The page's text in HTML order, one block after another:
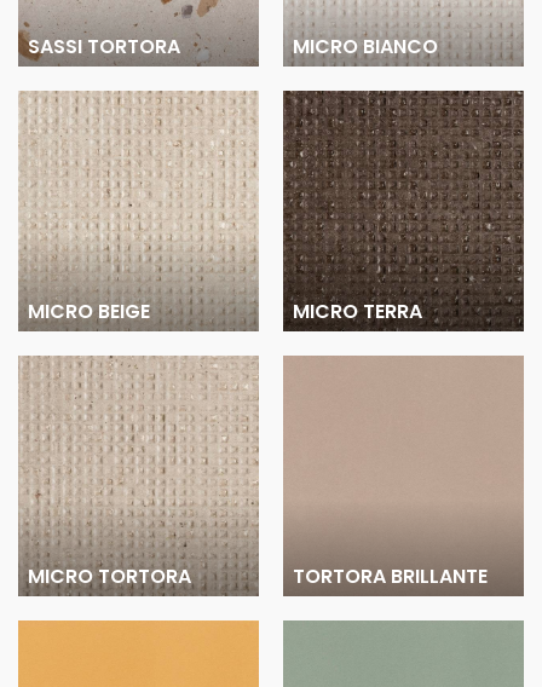
SASSI TORTORA MICRO BIANCO
MICRO BEIGE MICRO TERRA
MICRO TORTORA TORTORA BRILLANTE